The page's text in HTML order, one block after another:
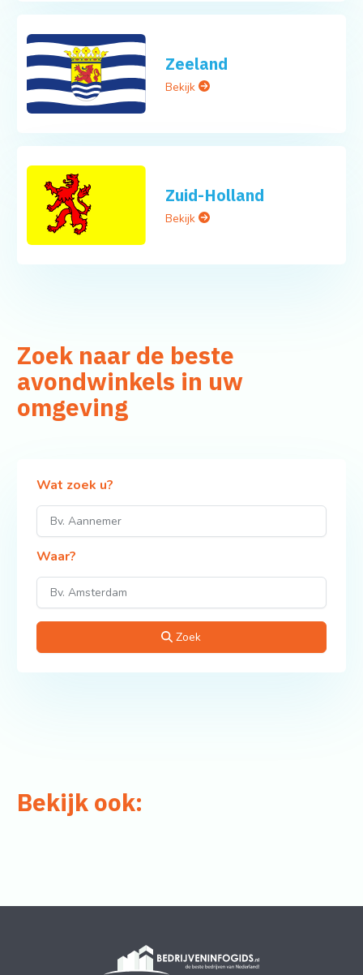
Zeeland
Bekijk
Zuid-Holland
Bekijk
Zoek naar de beste
avondwinkels in uw
omgeving
Wat zoek u?
Waar?
Zoek
Bekijk ook: